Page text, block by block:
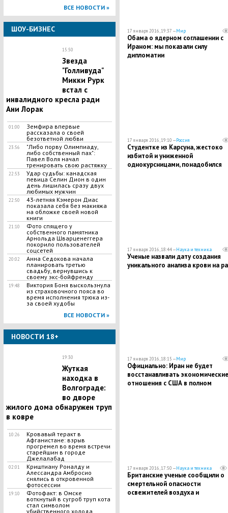
ВСЕ НОВОСТИ »
ШОУ-БИЗНЕС
15:50
Звезда
"Голливуда"
Микки Рурк
встал с
инвалидного кресла ради
Ани Лорак
01:00
Земфира впервые
рассказала о своей
безответной любви
23:56
"Либо порву Олимпиаду,
либо собственный пах":
Павел Воля начал
тренировать свою растяжку
22:53
Удар судьбы: канадская
певица Селин Дион в один
день лишилась сразу двух
любимых мужчин
22:50
43-летняя Кэмерон Диас
показала себя без макияжа
на обложке своей новой
книги
21:10
Фото спящего у
собственного памятника
Арнольда Шварценеггера
покорило пользователей
соцсетей
20:02
Анна Седокова начала
планировать третью
свадьбу, вернувшись к
своему экс-бойфренду
19:48
Виктория Боня выскользнула
из страховочного пояса во
время исполнения трюка из-
за своей худобы
ВСЕ НОВОСТИ »
НОВОСТИ 18+
19:30
Жуткая
находка в
Волгограде:
во дворе
жилого дома обнаружен труп
в ковре
10:26
Кровавый теракт в
Афганистане: взрыв
прогремел во время встречи
старейшин в городе
Джелалабад
02:01
Криштиану Роналду и
Алессандра Амбросио
снялись в откровенной
фотосессии
19:10
Фотофакт: в Омске
воткнутый в сугроб труп кота
стал символом
убийственного холода
17 января 2016, 19:37 —Мир
Обама о ядерном соглашении с
Ираном: мы показали силу
дипломатии
17 января 2016, 19:10 —Россия
Студентке из Карсуна, жестоко
избитой и униженной
однокурсницами, понадобился
17 января 2016, 18:44 —Наука и техника
Ученые назвали дату создания
уникального анализа крови на
17 января 2016, 18:15 —Мир
Официально: Иран не будет
восстанавливать экономические
отношения с США в полном
17 января 2016, 17:50 —Наука и техника
Британские ученые сообщили о
смертельной опасности
освежителей воздуха и